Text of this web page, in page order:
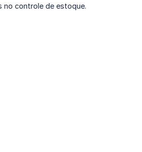
no controle de estoque.